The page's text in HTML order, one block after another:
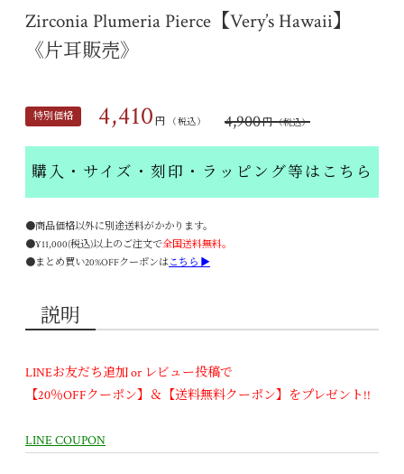
Zirconia Plumeria Pierce【Very’s Hawaii】
《片耳販売》
特別価格 4,410 円 （税込） 4,900円（税込）
購入・サイズ・刻印・ラッピング等はこちら
●商品価格以外に別途送料がかかります。
●¥11,000(税込)以上のご注文で全国送料無料。
●まとめ買い20%OFFクーポンはこちら ▶
説明
LINEお友だち追加 or レビュー投稿で
【20％OFFクーポン】＆【送料無料クーポン】をプレゼント!!
LINE COUPON